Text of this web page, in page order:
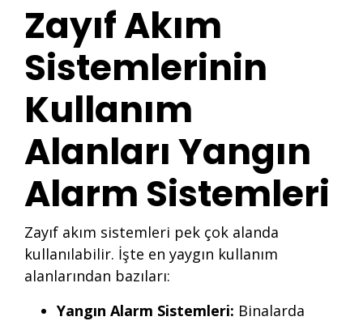
Zayıf Akım
Sistemlerinin
Kullanım
Alanları Yangın
Alarm Sistemleri
Zayıf akım sistemleri pek çok alanda
kullanılabilir. İşte en yaygın kullanım
alanlarından bazıları:
Yangın Alarm Sistemleri: Binalarda